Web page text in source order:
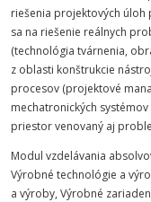
riešenia projektových
sa na riešenie reálnych
(technológia tvárnenia,
z oblasti konštrukcie
procesov (projektové
mechatronických
priestor venovaný aj
Modul vzdelávania
Výrobné technológie a
a výroby, Výrobné